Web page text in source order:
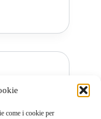
come i cookie per